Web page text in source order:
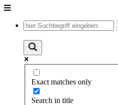
Unter
Inhalt
Exact matches only
Search in title